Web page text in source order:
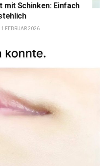
mit Schinken: Einfach
1 FEBRUAR 2026